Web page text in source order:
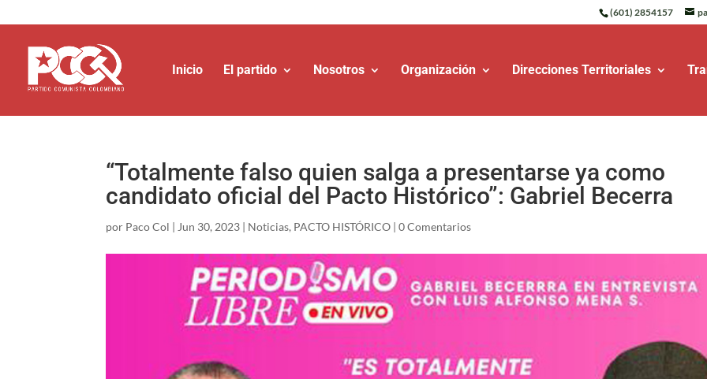
(601) 2854157
Inicio El partido Nosotros Organización Direcciones Territoriales
“Totalmente falso quien salga a presentarse ya como
candidato oficial del Pacto Histórico”: Gabriel Becerra
por Paco Col | Jun 30, 2023 | Noticias, PACTO HISTÓRICO |0 Comentarios